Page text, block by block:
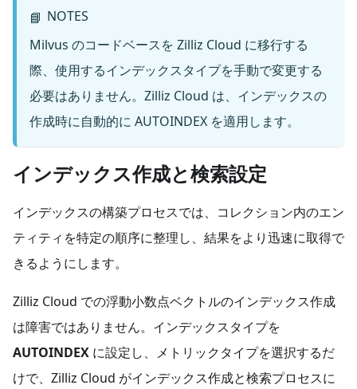
📘 NOTES
Milvus のコードベースを Zilliz Cloud に移行する
際、使用するインデックスタイプを手動で変更する
必要はありません。Zilliz Cloud は、インデックスの
作成時に自動的に AUTOINDEX を適用します。
インデックス作成と検索設定
インデックスの構築プロセスでは、コレクション内のエン
ティティを特定の順序に整理し、結果をより迅速に取得で
きるようにします。
Zilliz Cloud での浮動小数点ベクトルのインデックス作成
は障害ではありません。インデックスタイプを
AUTOINDEX に設定し、メトリックタイプを選択するだ
けで、Zilliz Cloud がインデックス作成と検索プロセスに